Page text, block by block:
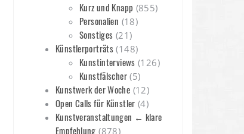
Kurz und Knapp (855)
Personalien (18)
Sonstiges (21)
Künstlerporträts (148)
Kunstinterviews (126)
Kunstfälscher(5)
Kunstwerk der Woche (12)
Open Calls für Künstler (4)
Kunstveranstaltungen ← klare
Empfehlung (878)